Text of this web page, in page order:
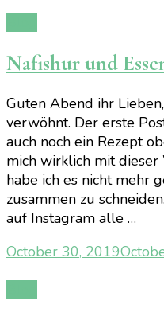
Nafishur und
Guten Abend ihr
verwöhnt. Der erste
auch noch ein Rezept
mich wirklich mit
habe ich es nicht mehr
zusammen zu
auf Instagram alle …
October 30, 2019